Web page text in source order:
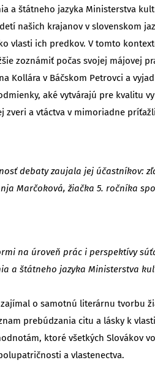
a štátneho jazyka Ministerstva
našich krajanov v slovenskom
vlasti ich predkov. V tomto
zoznámiť počas svojej májovej
Kollára v Báčskom Petrovci a
aké vytvárajú pre kvalitu
zveri a vtáctva v mimoriadne
debaty zaujala jej účastníkov:
Marčoková, žiačka 5. ročníka
na úroveň prác i perspektívy
a štátneho jazyka Ministerstva
zajímal o samotnú literárnu tvorbu
prebúdzania citu a lásky k
ktoré všetkých Slovákov
a vlastenectva.